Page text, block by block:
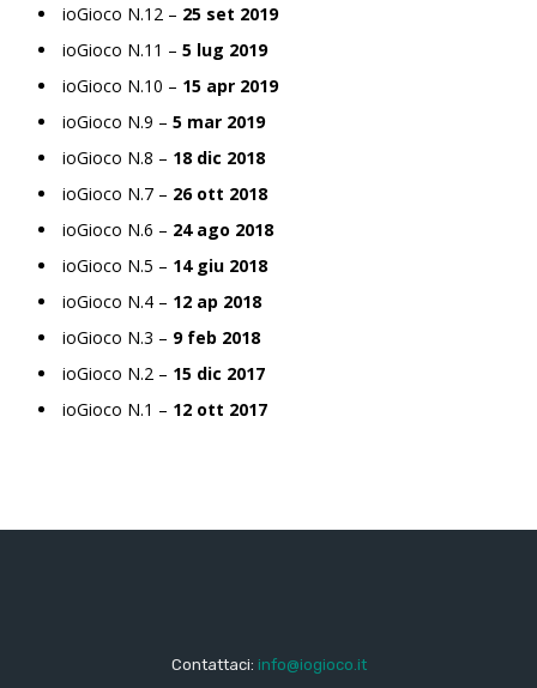
ioGioco N.12 – 25 set 2019
ioGioco N.11 – 5 lug 2019
ioGioco N.10 – 15 apr 2019
ioGioco N.9 – 5 mar 2019
ioGioco N.8 – 18 dic 2018
ioGioco N.7 – 26 ott 2018
ioGioco N.6 – 24 ago 2018
ioGioco N.5 – 14 giu 2018
ioGioco N.4 – 12 ap 2018
ioGioco N.3 – 9 feb 2018
ioGioco N.2 – 15 dic 2017
ioGioco N.1 – 12 ott 2017
Contattaci: info@iogioco.it